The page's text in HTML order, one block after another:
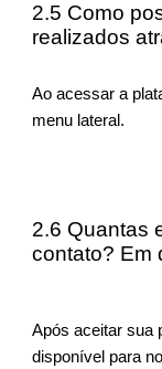
2.5 Como
realizados
Ao acessar a
menu lateral.
2.6 Quantas
contato? Em
Após aceitar sua
disponível para